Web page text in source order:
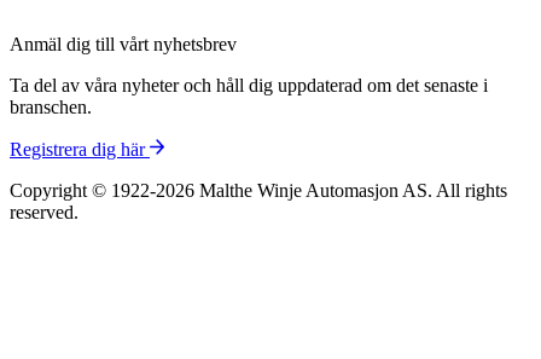
Anmäl dig till vårt nyhetsbrev
Ta del av våra nyheter och håll dig uppdaterad om det senaste i
branschen.
Registrera dig här
Copyright © 1922-2026 Malthe Winje Automasjon AS. All rights
reserved.